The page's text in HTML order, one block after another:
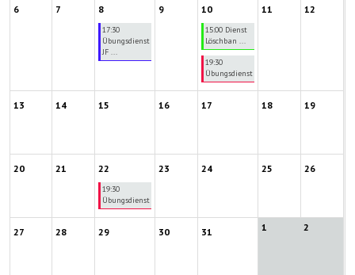
6 7 8
17:30
Übungsdienst
JF ...
9 10
15:00 Dienst
Löschban ...
19:30
Übungsdienst
11 12
13 14 15 16 17 18 19
20 21 22
19:30
Übungsdienst
23 24 25 26
27 28 29 30 31 1 2